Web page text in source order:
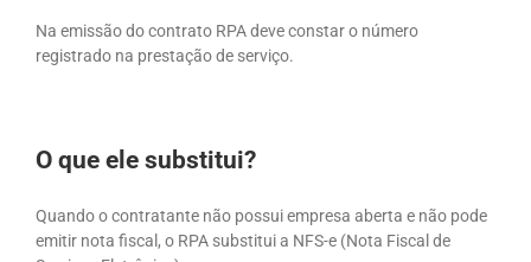
Na emissão do contrato RPA deve constar o número
registrado na prestação de serviço.
O que ele substitui?
Quando o contratante não possui empresa aberta e não pode
emitir nota fiscal, o RPA substitui a NFS-e (Nota Fiscal de